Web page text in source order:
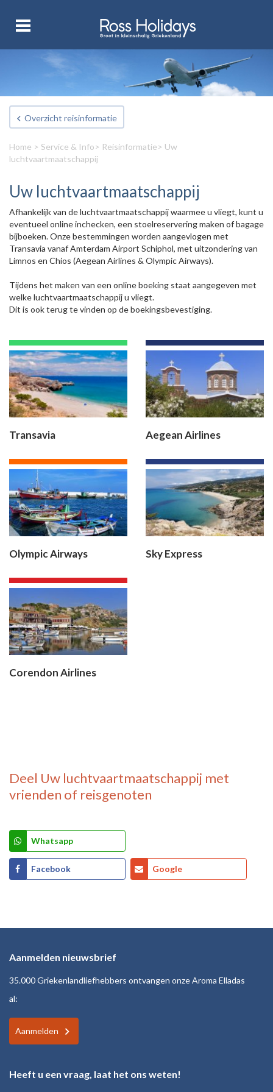
Overzicht reisinformatie
Home > Service & Info> Reisinformatie> Uw
luchtvaartmaatschappij
Uw luchtvaartmaatschappij
Afhankelijk van de luchtvaartmaatschappij waarmee u vliegt, kunt u
eventueel online inchecken, een stoelreservering maken of bagage
bijboeken. Onze bestemmingen worden aangevlogen met
Transavia vanaf Amterdam Airport Schiphol, met uitzondering van
Limnos en Chios (Aegean Airlines & Olympic Airways).
Tijdens het maken van een online boeking staat aangegeven met
welke luchtvaartmaatschappij u vliegt.
Dit is ook terug te vinden op de boekingsbevestiging.
Transavia Aegean Airlines
Olympic Airways Sky Express
Corendon Airlines
Deel Uw luchtvaartmaatschappij met
vrienden of reisgenoten
Whatsapp
Facebook Google
Aanmelden nieuwsbrief
35.000 Griekenlandliefhebbers ontvangen onze Aroma Elladas
al:
Aanmelden
Heeft u een vraag, laat het ons weten!